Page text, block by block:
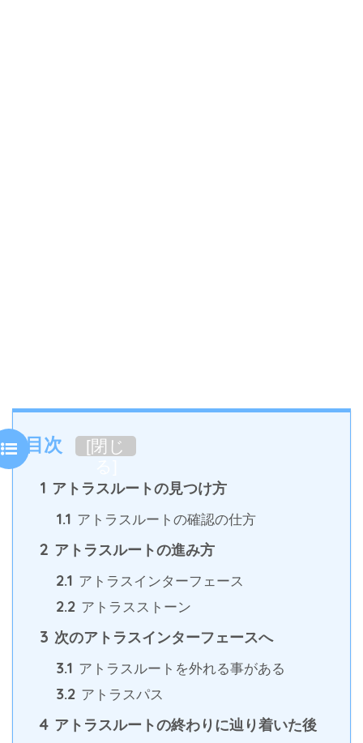
目次 [閉じ
1 アトラスルートの見つけ方
1.1 アトラスルートの確認の仕方
2 アトラスルートの進み方
2.1 アトラスインターフェース
2.2 アトラスストーン
3 次のアトラスインターフェースへ
3.1 アトラスルートを外れる事がある
3.2 アトラスパス
4 アトラスルートの終わりに辿り着いた後